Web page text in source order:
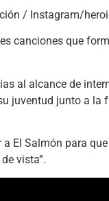
canciones que
al alcance de
juventud junto a la
El Salmón para
vista”.